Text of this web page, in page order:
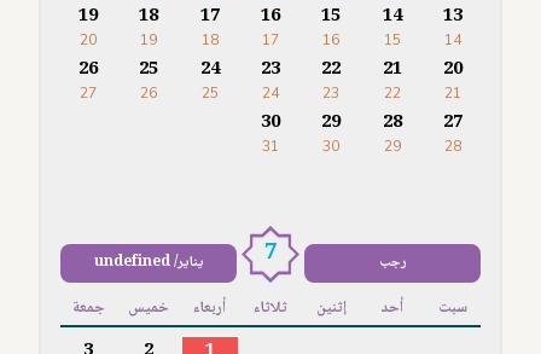
13
14
14
15
15
16
16
17
17
18
18
19
19
20
20
21
21
22
22
23
23
24
24
25
25
26
26
27
27
28
28
29
29
30
30
31
رجب 7 يناير/ undefined
سبت أحد إثنين ثلاثاء أربعاء خميس جمعة